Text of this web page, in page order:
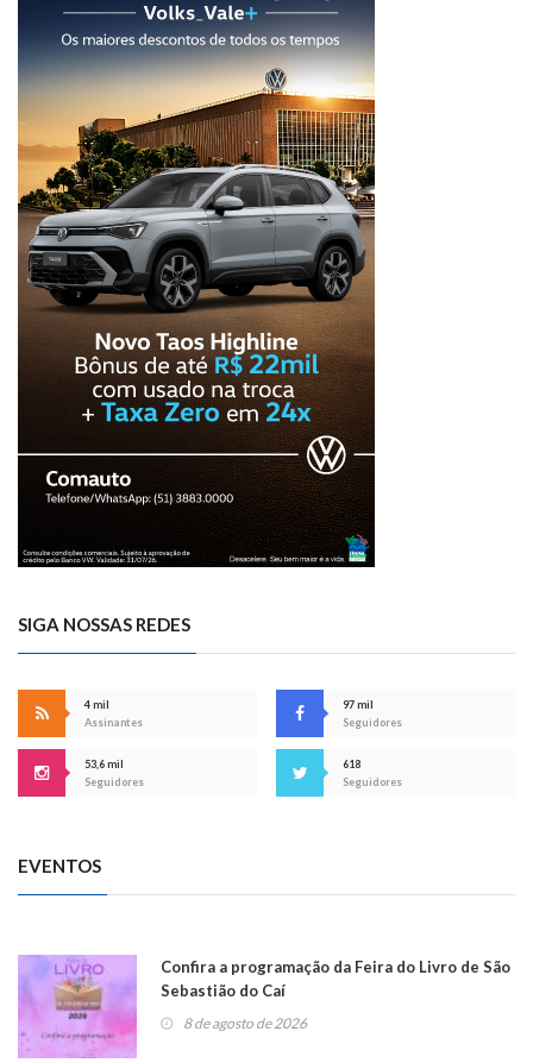
SIGA NOSSAS REDES
4 mil
Assinantes
97 mil
Seguidores
53,6 mil
Seguidores
618
Seguidores
EVENTOS
Confira a programação da Feira do Livro de São
Sebastião do Caí
8 de agosto de 2026